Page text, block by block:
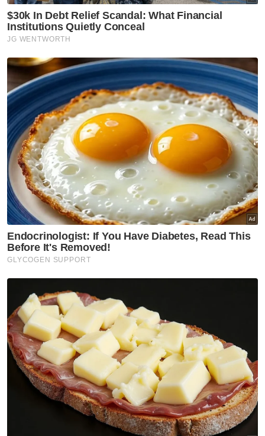
"Sementara itu, pengembangan ekonomi
Kuala Lumpur dipacu oleh sektor
perkhidmatan yang bertumbuh 4.9 peratus,
disokong perdagangan borong dan runcit,
makanan dan minuman dan penginapan,"
katanya.
Beliau berkata, pertumbuhan sektor
perkhidmatan terutama di sektor
perdagangan borong dan runcit, makanan
dan minuman dan penginapan serta utiliti,
mengimbangi penurunan dalam sektor
pembuatan di beberapa negeri.
Berita Telus & Tulus menerusi E-Mel setiap